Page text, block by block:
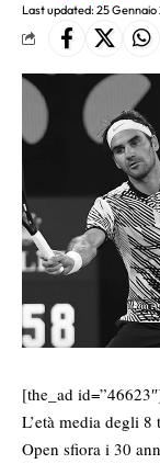
Last updated: 25 Gennaio
[the_ad
L’età media degli
Open sfiora i 30